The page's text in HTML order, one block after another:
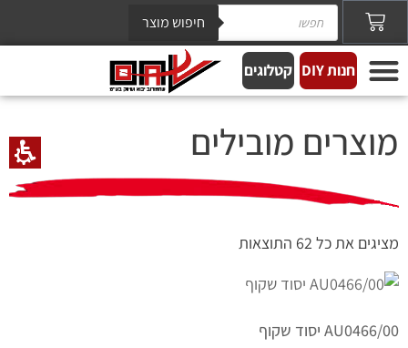
חיפוש מוצר
חנות DIY קטלוגים
מוצרים מובילים
מציגים את כל ⁦62⁩ התוצאות
AU0466/00 יסוד שקוף